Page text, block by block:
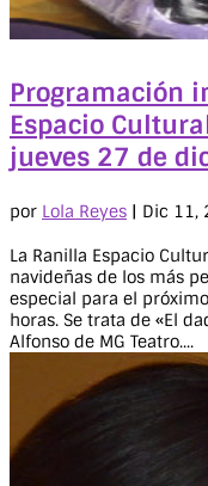
Programación
Espacio
jueves 27 de
por Lola Reyes | Dic 11,
La Ranilla Espacio
navideñas de los más
especial para el
horas. Se trata de «El
Alfonso de MG Teatro....